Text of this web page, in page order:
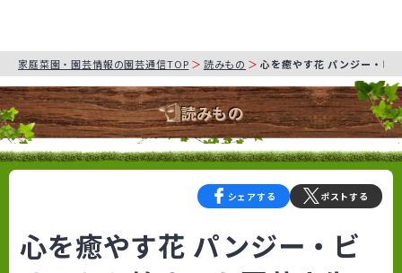
家庭菜園・園芸情報の園芸通信TOP 読みもの 心を癒やす花 パンジー・ビ
読みもの
シェアする ポストする
心を癒やす花 パンジー・ビ